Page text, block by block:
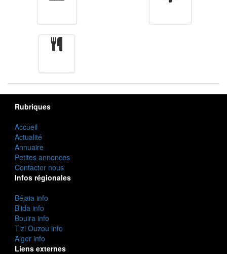
Rubriques
Accueil
Actualité
Annuaire
Petites annonces
Contacter nous
Infos régionales
Béjaia info
Blida info
Bouira info
Tizi Ouzou info
Alger info
Liens externes